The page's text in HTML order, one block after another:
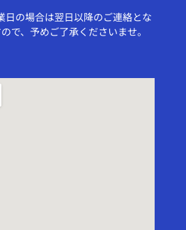
日の場合は翌日以降のご連絡とな
で、予めご了承くださいませ。